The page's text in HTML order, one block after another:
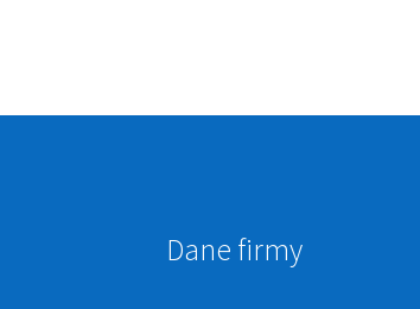
Dane firmy